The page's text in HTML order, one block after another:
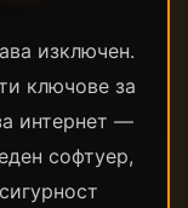
изключен.
ключове за
интернет —
софтуер,